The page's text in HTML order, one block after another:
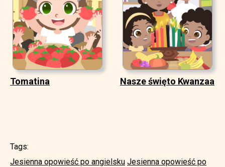
Tomatina Nasze święto Kwanzaa
Tags:
Jesienna opowieść po angielsku Jesienna opowieść po